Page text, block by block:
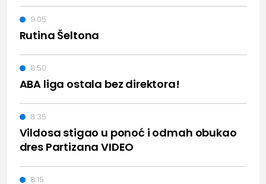
Rutina Šeltona
9:05
ABA liga ostala bez direktora!
8:50
Vildosa stigao u ponoć i odmah obukao
dres Partizana VIDEO
8:35
8:15